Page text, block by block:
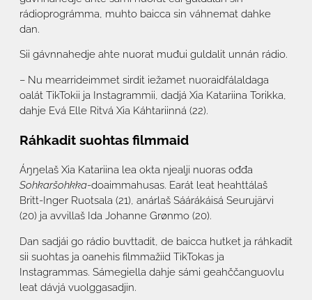
rádioprográmma, muhto baicca sin váhnemat dahke
dan.
Sii gávnnahedje ahte nuorat muđui guldalit unnán rádio.
– Nu mearrideimmet sirdit iežamet nuoraidfálaldaga
oalát TikTokii ja Instagrammii, dadjá Xia Katariina Torikka,
dahje Evá Elle Ritvá Xia Káhtariinná (22).
Ráhkadit suohtas filmmaid
Áŋŋelaš Xia Katariina lea okta njealji nuoras ođđa
Sohkaršohkka-doaimmahusas. Earát leat heahttálaš
Britt-Inger Ruotsala (21), anárlaš Sáárákáisá Seurujärvi
(20) ja avvillaš Ida Johanne Grønmo (20).
Dan sadjái go rádio buvttadit, de baicca hutket ja ráhkadit
sii suohtas ja oanehis filmmažiid TikTokas ja
Instagrammas. Sámegiella dahje sámi geahččanguovlu
leat dávjá vuolggasadjin.